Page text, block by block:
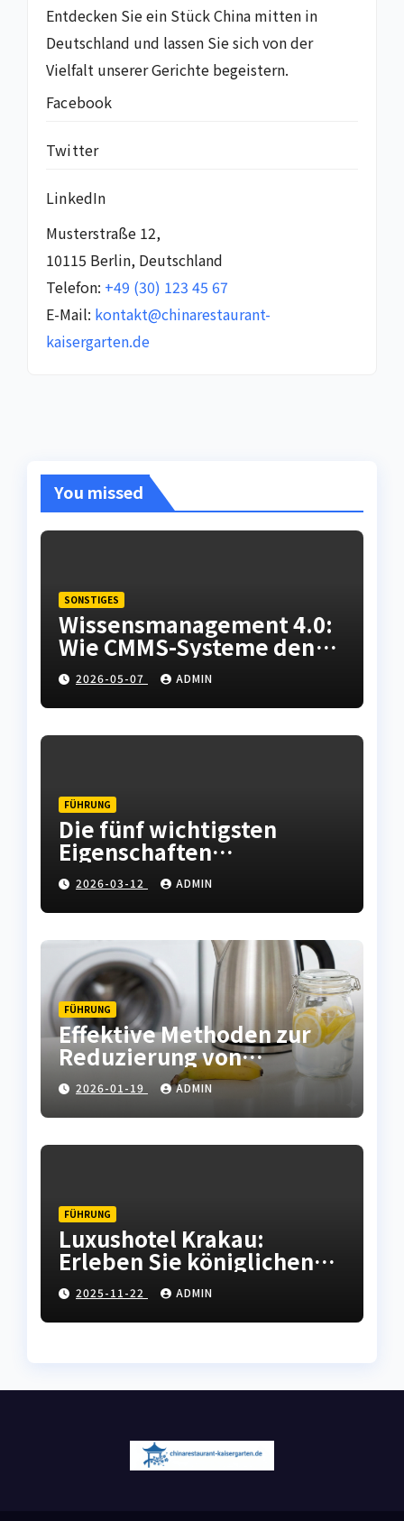
Entdecken Sie ein Stück China mitten in
Deutschland und lassen Sie sich von der
Vielfalt unserer Gerichte begeistern.
Facebook
Twitter
LinkedIn
Musterstraße 12,
10115 Berlin, Deutschland
Telefon: +49 (30) 123 45 67
E-Mail: kontakt@chinarestaurant-
kaisergarten.de
You missed
SONSTIGES
Wissensmanagement 4.0:
Wie CMMS-Systeme den
Fachkräftemangel in der
Instandhaltung abfedern
2026-05-07 ADMIN
FÜHRUNG
Die fünf wichtigsten
Eigenschaften
hochwertiger
Leiterplatten
2026-03-12 ADMIN
FÜHRUNG
Effektive Methoden zur
Reduzierung von
Kalkablagerungen in
Haushaltsgeräten
2026-01-19 ADMIN
FÜHRUNG
Luxushotel Krakau:
Erleben Sie königlichen
Komfort in der polnischen
Kulturhauptstadt
2025-11-22 ADMIN